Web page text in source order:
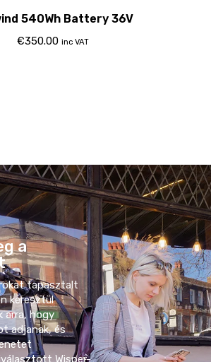
540Wh Battery 36V
€350.00 inc VAT
a
tapasztalt
keresztül
arra, hogy
adjanak, és
Wisper-